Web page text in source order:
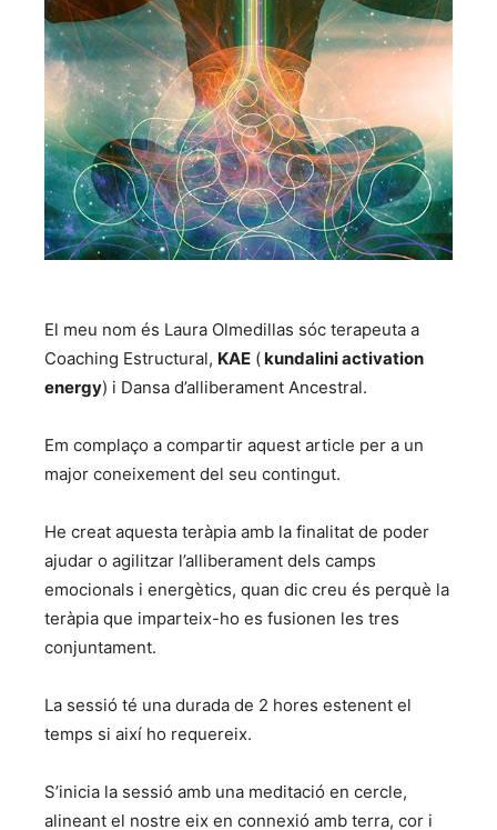
El meu nom és Laura Olmedillas sóc terapeuta a
Coaching Estructural, KAE (kundalini activation
energy) i Dansa d’alliberament Ancestral.
Em complaço a compartir aquest article per a un
major coneixement del seu contingut.
He creat aquesta teràpia amb la finalitat de poder
ajudar o agilitzar l’alliberament dels camps
emocionals i energètics, quan dic creu és perquè la
teràpia que imparteix-ho es fusionen les tres
conjuntament.
La sessió té una durada de 2 hores estenent el
temps si així ho requereix.
S’inicia la sessió amb una meditació en cercle,
alineant el nostre eix en connexió amb terra, cor i